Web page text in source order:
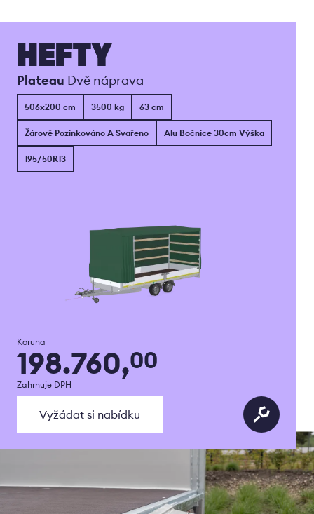
HEFTY
Plateau Dvě náprava
506x200 cm 3500 kg 63 cm
Žárově Pozinkováno A Svařeno Alu Bočnice 30cm Výška
195/50R13
Koruna
198.760,00
Zahrnuje DPH
Vyžádat si nabídku